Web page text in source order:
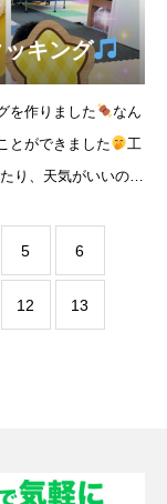
キング
を作りました
なん
とができました
工
り、天気がいいので
5 6
12 13